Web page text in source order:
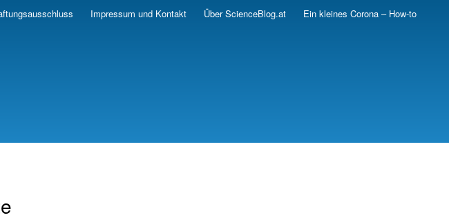
Impressum und Kontakt Über ScienceBlog.at Ein kleines Corona – How-to